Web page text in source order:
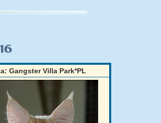
Gangster Villa Park*PL